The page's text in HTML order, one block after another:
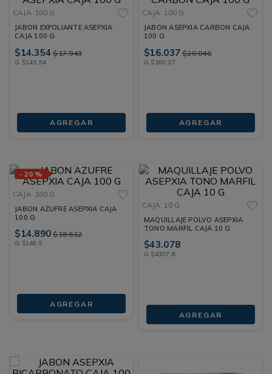
CAJA 100 G
JABON EXFOLIANTE ASEPXIA
CAJA 100 G
$14.354 $17.943
G $143 54
AGREGAR
CAJA 100 G
JABON ASEPXIA CARBON CAJA
100 G
$16.037 $20.046
G $160 37
AGREGAR
- 20 %
CAJA 100 G
JABON AZUFRE ASEPXIA CAJA
100 G
$14.890 $18.612
G $148,9
AGREGAR
CAJA 10 G
MAQUILLAJE POLVO ASEPXIA
TONO MARFIL CAJA 10 G
$43.078
G $4307,8
AGREGAR